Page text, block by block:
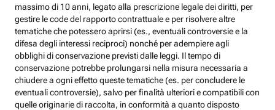
massimo di 10 anni, legato alla prescrizione legale dei diritti, per
gestire le code del rapporto contrattuale e per risolvere altre
tematiche che potessero aprirsi (es., eventuali controversie e la
difesa degli interessi reciproci) nonché per adempiere agli
obblighi di conservazione previsti dalle leggi. Il tempo di
conservazione potrebbe prolungarsi nella misura necessaria a
chiudere a ogni effetto queste tematiche (es. per concludere le
eventuali controversie), salvo per finalità ulteriori e compatibili con
quelle originarie di raccolta, in conformità a quanto disposto